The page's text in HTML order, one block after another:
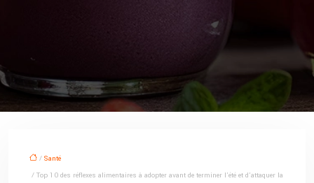
/ Santé
/ Top 10 des réflexes alimentaires à adopter avant de terminer l’été et d’attaquer la